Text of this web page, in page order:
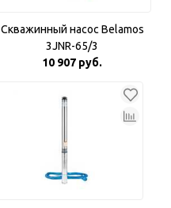
Скважинный насос Belamos
3JNR-65/3
10 907 руб.